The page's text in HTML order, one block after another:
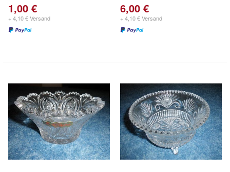
1,00 €
+ 4,10 € Versand
6,00 €
+ 4,10 € Versand